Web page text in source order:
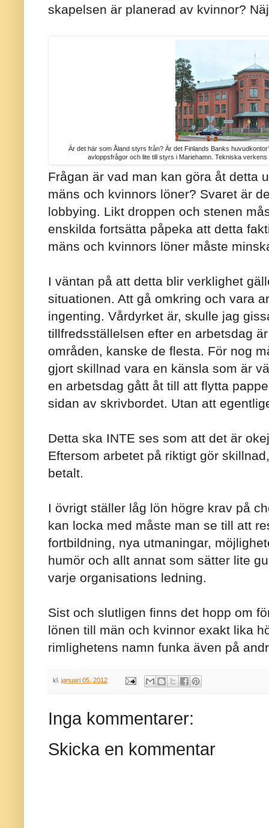
skapelsen är planerad av kvinnor?
Är det här som Åland styrs från? Är det Finlands Banks
avloppsfrågor och lite till styrs i Mariehamn. Tekniska
Frågan är vad man kan göra åt detta
mäns och kvinnors löner? Svaret är
lobbying. Likt droppen och stenen
enskilda fortsätta påpeka att detta
mäns och kvinnors löner måste
I väntan på att detta blir verklighet
situationen. Att gå omkring och vara
ingenting. Vårdyrket är, skulle jag
tillfredsställelsen efter en arbetsdag
områden, kanske de flesta. För nog
gjort skillnad vara en känsla som är
en arbetsdag gått åt till att flytta
sidan av skrivbordet. Utan att
Detta ska INTE ses som att det är
Eftersom arbetet på riktigt gör
betalt.
I övrigt ställer låg lön högre krav på
kan locka med måste man se till att
fortbildning, nya utmaningar,
humör och allt annat som sätter lite
varje organisations ledning.
Sist och slutligen finns det hopp om
lönen till män och kvinnor exakt lika
rimlighetens namn funka även på
kl. januari 05, 2012
Inga kommentarer:
Skicka en kommentar